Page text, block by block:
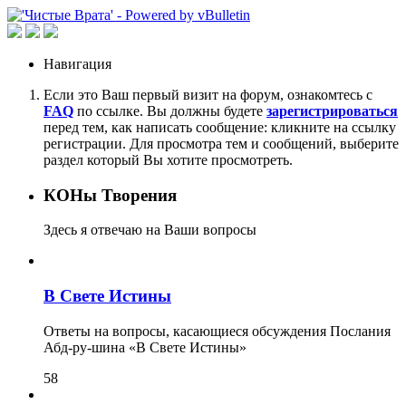
Навигация
Если это Ваш первый визит на форум, ознакомтесь с
FAQ по ссылке. Вы должны будете зарегистрироваться
перед тем, как написать сообщение: кликните на ссылку
регистрации. Для просмотра тем и сообщений, выберите
раздел который Вы хотите просмотреть.
КОНы Творения
Здесь я отвечаю на Ваши вопросы
В Свете Истины
Ответы на вопросы, касающиеся обсуждения Послания
Абд-ру-шина «В Свете Истины»
58